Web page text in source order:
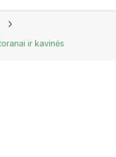
ir kavinės